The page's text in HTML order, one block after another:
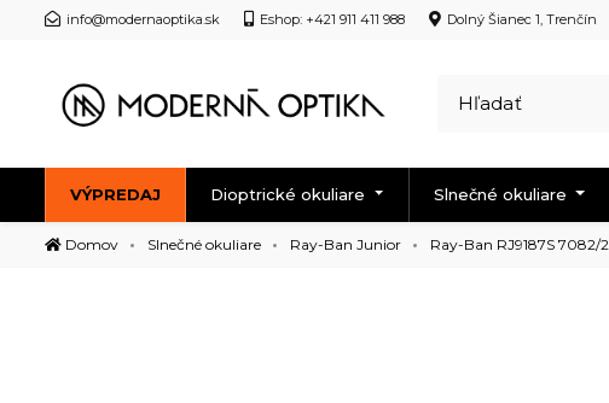
info@modernaoptika.sk Eshop: +421 911 411 988 Dolný Šianec 1, Trenčín
VÝPREDAJ Dioptrické okuliare Slnečné okuliare
Domov Slnečné okuliare Ray-Ban Junior Ray-Ban RJ9187S 7082/2